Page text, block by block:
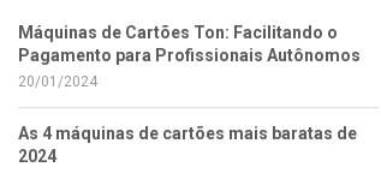
Máquinas de Cartões Ton: Facilitando o
Pagamento para Profissionais Autônomos
20/01/2024
As 4 máquinas de cartões mais baratas de
2024